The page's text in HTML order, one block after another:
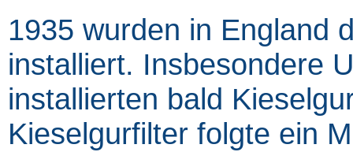
1935 wurden in England
installiert. Insbesondere
installierten bald
Kieselgurfilter folgte ein